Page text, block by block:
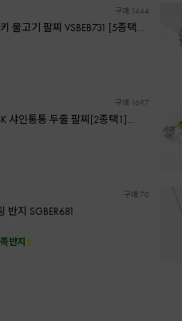
구매 1444
물고기 팔찌 VSBEB731 [5종택1]
닉스 터키석 아게이트
구매 1697
샤인통통 두줄 팔찌[2종택1]
구매 70
반지 SGBER681
반지 ?